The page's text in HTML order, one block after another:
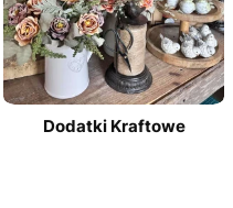
Dodatki Kraftowe